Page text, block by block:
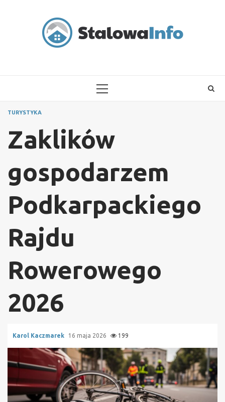
PRIMARY
TURYSTYKA
Zaklików
gospodarzem
Podkarpackiego
Rajdu
Rowerowego
2026
Karol Kaczmarek 16 maja 2026 199